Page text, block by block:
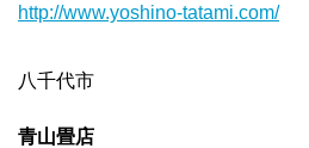
http://www.yoshino-tatami.com/
八千代市
青山畳店